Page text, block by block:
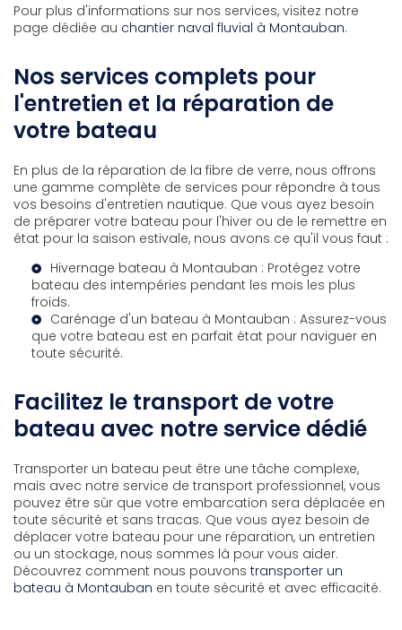
Pour plus d'informations sur nos services, visitez notre
page dédiée au chantier naval fluvial à Montauban.
Nos services complets pour
l'entretien et la réparation de
votre bateau
En plus de la réparation de la fibre de verre, nous offrons
une gamme complète de services pour répondre à tous
vos besoins d'entretien nautique. Que vous ayez besoin
de préparer votre bateau pour l'hiver ou de le remettre en
état pour la saison estivale, nous avons ce qu'il vous faut :
Hivernage bateau à Montauban : Protégez votre
bateau des intempéries pendant les mois les plus
froids.
Carénage d'un bateau à Montauban : Assurez-vous
que votre bateau est en parfait état pour naviguer en
toute sécurité.
Facilitez le transport de votre
bateau avec notre service dédié
Transporter un bateau peut être une tâche complexe,
mais avec notre service de transport professionnel, vous
pouvez être sûr que votre embarcation sera déplacée en
toute sécurité et sans tracas. Que vous ayez besoin de
déplacer votre bateau pour une réparation, un entretien
ou un stockage, nous sommes là pour vous aider.
Découvrez comment nous pouvons transporter un
bateau à Montauban en toute sécurité et avec efficacité.